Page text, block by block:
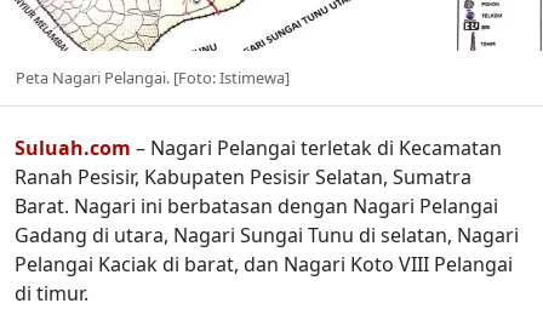
Peta Nagari Pelangai. [Foto: Istimewa]
Suluah.com – Nagari Pelangai terletak di Kecamatan
Ranah Pesisir, Kabupaten Pesisir Selatan, Sumatra
Barat. Nagari ini berbatasan dengan Nagari Pelangai
Gadang di utara, Nagari Sungai Tunu di selatan, Nagari
Pelangai Kaciak di barat, dan Nagari Koto VIII Pelangai
di timur.